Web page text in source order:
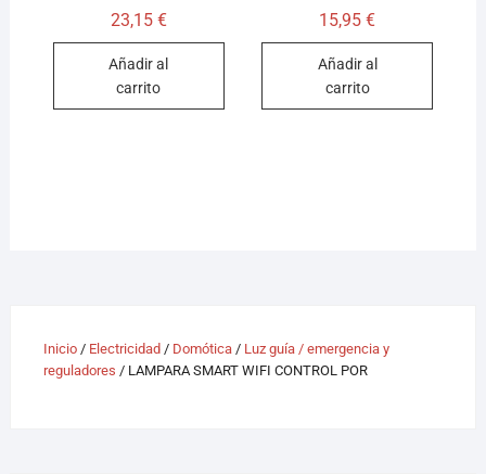
23,15 €
Añadir al
carrito
15,95€
Añadir al
carrito
Inicio/ Electricidad / Domótica/ Luz guía / emergencia y
reguladores / LAMPARA SMART WIFI CONTROL POR